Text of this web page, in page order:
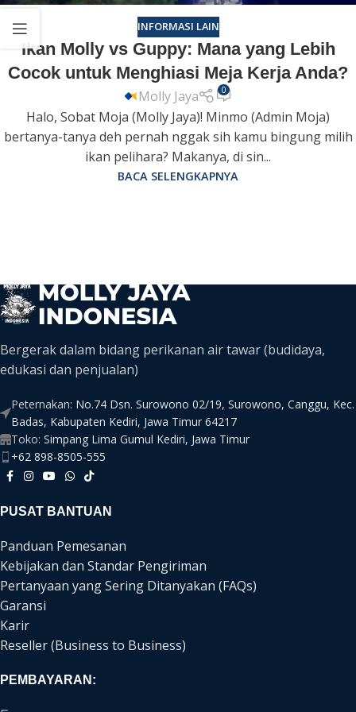
INFORMASI LAIN
Ikan Molly vs Guppy: Mana yang Lebih
Cocok untuk Menghiasi Meja Kerja Anda?
Molly Jaya 0
Halo, Sobat Moja (Molly Jaya)! Minmo (Admin Moja)
bertanya-tanya deh pernah nggak sih kamu bingung milih
ikan pelihara? Makanya, di sin...
BACA SELENGKAPNYA
Bergerak dalam bidang perikanan air tawar (budidaya,
edukasi dan penjualan)
Peternakan: No.74 Dsn. Surowono 02/19, Surowono, Canggu, Kec.
Badas, Kabupaten Kediri, Jawa Timur 64217
Toko: Simpang Lima Gumul Kediri, Jawa Timur
+62 898-8505-555
PUSAT BANTUAN
Panduan Pemesanan
Kebijakan dan Standar Pengiriman
Pertanyaan yang Sering Ditanyakan (FAQs)
Garansi
Karir
Reseller (Business to Business)
PEMBAYARAN: